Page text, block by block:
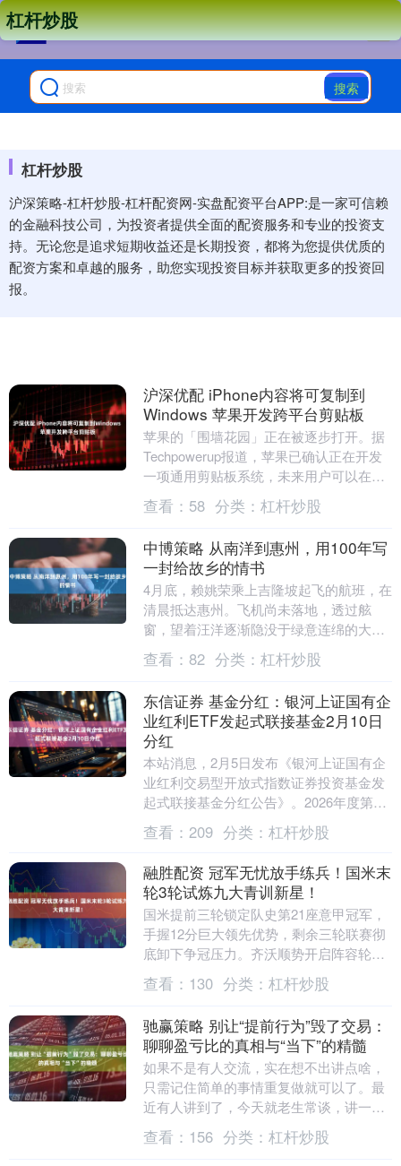
搜索
杠杆炒股
沪深策略-杠杆炒股-杠杆配资网-实盘配资平台APP:是一家可信赖
的金融科技公司，为投资者提供全面的配资服务和专业的投资支
持。无论您是追求短期收益还是长期投资，都将为您提供优质的
配资方案和卓越的服务，助您实现投资目标并获取更多的投资回
报。
杠杆炒股
沪深优配 iPhone内容将可复制到
Windows 苹果开发跨平台剪贴板
苹果的「围墙花园」正在被逐步打开。据
Techpowerup报道，苹果已确认正在开发
一项通用剪贴板系统，未来用户可以在
iPhone上复制文本后直接粘贴到Windo....
查看： 58 分类： 杠杆炒股
中博策略 从南洋到惠州，用100年写
一封给故乡的情书
4月底，赖姚荣乘上吉隆坡起飞的航班，在
清晨抵达惠州。飞机尚未落地，透过舷
窗，望着汪洋逐渐隐没于绿意连绵的大
陆，“又要回家了。”赖姚荣心想，此行，
他是去看望故乡的....
查看： 82 分类： 杠杆炒股
东信证券 基金分红：银河上证国有企
业红利ETF发起式联接基金2月10日
分红
本站消息，2月5日发布《银河上证国有企
业红利交易型开放式指数证券投资基金发
起式联接基金分红公告》。2026年度第一
次分红。公告显示，本次分红的收益分配
基准日为1....
查看： 209 分类： 杠杆炒股
融胜配资 冠军无忧放手练兵！国米末
轮3轮试炼九大青训新星！
国米提前三轮锁定队史第21座意甲冠军，
手握12分巨大领先优势，剩余三轮联赛彻
底卸下争冠压力。齐沃顺势开启阵容轮换
练兵，既能规避主力伤病隐患，又能大规
模考察梯队年....
查看： 130 分类： 杠杆炒股
驰赢策略 别让“提前行为”毁了交易：
聊聊盈亏比的真相与“当下”的精髓
如果不是有人交流，实在想不出讲点啥，
只需记住简单的事情重复做就可以了。最
近有人讲到了，今天就老生常谈，讲一下
盈亏比和当下。 有人说，交易的关键在于
盈亏比。只要设....
查看： 156 分类： 杠杆炒股